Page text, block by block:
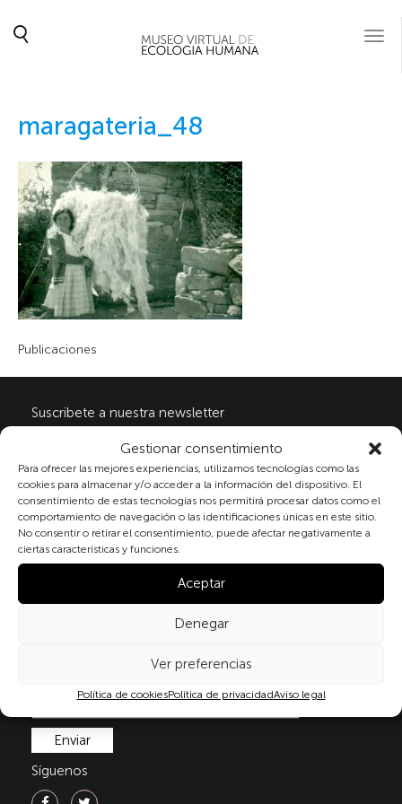
Gestionar consentimiento
Para ofrecer las mejores experiencias, utilizamos tecnologías como las
cookies para almacenar y/o acceder a la información del dispositivo. El
consentimiento de estas tecnologías nos permitirá procesar datos como el
comportamiento de navegación o las identificaciones únicas en este sitio.
No consentir o retirar el consentimiento, puede afectar negativamente a
ciertas características y funciones.
Aceptar
Denegar
Ver preferencias
Política de cookiesPolítica de privacidadAviso legal
maragateria_48
Publicaciones
Suscribete a nuestra newsletter
Al marcar la casilla y enviar este formulario, usted
consiente expresamente el tratamiento de sus datos
personales conforme a la normativa vigente en
materia de protección de datos personales, en
particular, de acuerdo con lo dispuesto en el
Reglamento (UE) 2016/679 del Parlamento Europeo y
Orgánica 3/2018, de 5 de diciembre, de Protección de
Datos Personales y garantía de los derechos
política de privacidad
Síguenos